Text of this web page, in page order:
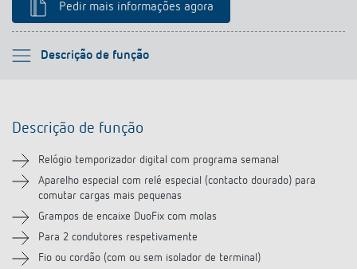
Pedir mais informações agora
Descrição de função
Por favor selecione
Informação técnica
Transferências
Acessórios
Descrição de função
Relógio temporizador digital com programa semanal
Aparelho especial com relé especial (contacto dourado) para
comutar cargas mais pequenas
Grampos de encaixe DuoFix com molas
Para 2 condutores respetivamente
Fio ou cordão (com ou sem isolador de terminal)